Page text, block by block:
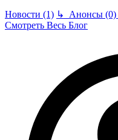
Новости (1) ↳ Анонсы (0)
Смотреть Весь Блог